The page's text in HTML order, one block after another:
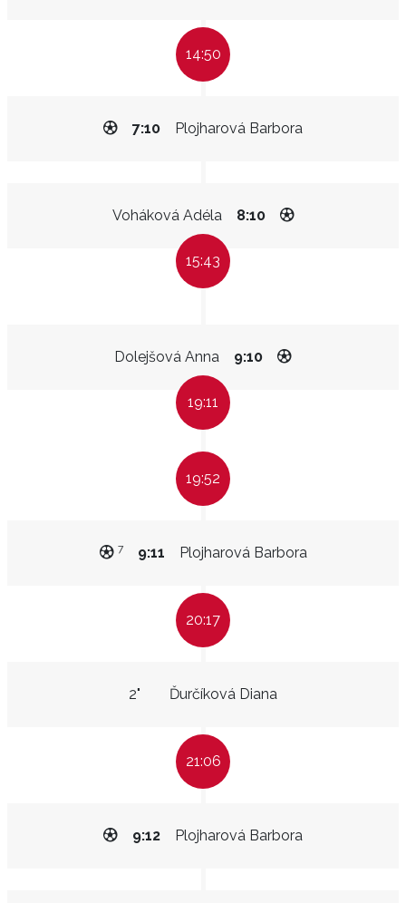
14:50
Plojharová Barbora
7:10
Voháková Adéla 8:10
15:43
Dolejšová Anna 9:10
19:11
19:52
Plojharová Barbora
9:11
7
20:17
Ďurčíková Diana
2"
21:06
Plojharová Barbora
9:12